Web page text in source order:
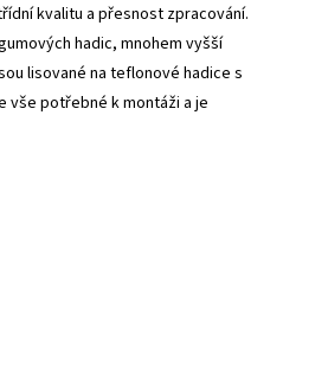
kvalitu a přesnost zpracování.
hadic, mnohem vyšší
lisované na teflonové hadice s
vše potřebné k montáži a je